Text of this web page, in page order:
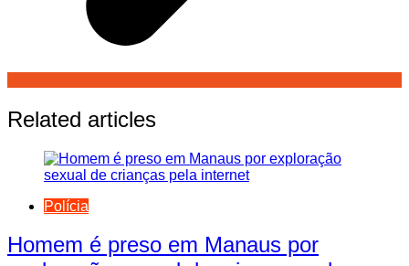
Related articles
Polícia
Homem é preso em Manaus por